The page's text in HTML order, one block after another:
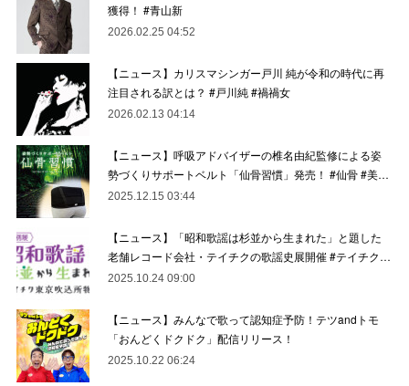
獲得！ #青山新
2026.02.25 04:52
【ニュース】カリスマシンガー戸川 純が令和の時代に再
注目される訳とは？ #戸川純 #禍禍女
2026.02.13 04:14
【ニュース】呼吸アドバイザーの椎名由紀監修による姿
勢づくりサポートベルト「仙骨習慣」発売！ #仙骨 #美…
2025.12.15 03:44
【ニュース】「昭和歌謡は杉並から生まれた」と題した
老舗レコード会社・テイチクの歌謡史展開催 #テイチク…
2025.10.24 09:00
【ニュース】みんなで歌って認知症予防！テツandトモ
「おんどくドクドク」配信リリース！
2025.10.22 06:24